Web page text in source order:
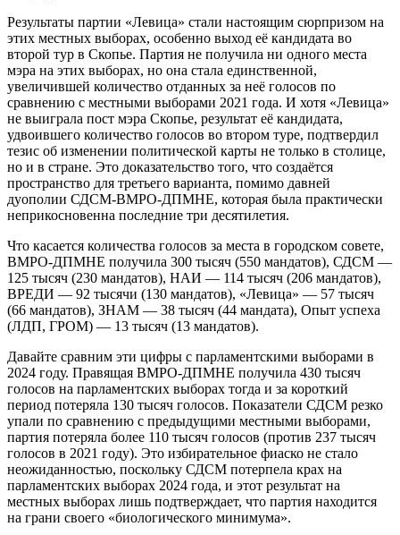
Результаты партии «Левица» стали настоящим сюрпризом на
этих местных выборах, особенно выход её кандидата во
второй тур в Скопье. Партия не получила ни одного места
мэра на этих выборах, но она стала единственной,
увеличившей количество отданных за неё голосов по
сравнению с местными выборами 2021 года. И хотя «Левица»
не выиграла пост мэра Скопье, результат её кандидата,
удвоившего количество голосов во втором туре, подтвердил
тезис об изменении политической карты не только в столице,
но и в стране. Это доказательство того, что создаётся
пространство для третьего варианта, помимо давней
дуополии СДСМ-ВМРО-ДПМНЕ, которая была практически
неприкосновенна последние три десятилетия.
Что касается количества голосов за места в городском совете,
ВМРО-ДПМНЕ получила 300 тысяч (550 мандатов), СДСМ —
125 тысяч (230 мандатов), НАИ — 114 тысяч (206 мандатов),
ВРЕДИ — 92 тысячи (130 мандатов), «Левица» — 57 тысяч
(66 мандатов), ЗНАМ — 38 тысяч (44 мандата), Опыт успеха
(ЛДП, ГРОМ) — 13 тысяч (13 мандатов).
Давайте сравним эти цифры с парламентскими выборами в
2024 году. Правящая ВМРО-ДПМНЕ получила 430 тысяч
голосов на парламентских выборах тогда и за короткий
период потеряла 130 тысяч голосов. Показатели СДСМ резко
упали по сравнению с предыдущими местными выборами,
партия потеряла более 110 тысяч голосов (против 237 тысяч
голосов в 2021 году). Это избирательное фиаско не стало
неожиданностью, поскольку СДСМ потерпела крах на
парламентских выборах 2024 года, и этот результат на
местных выборах лишь подтверждает, что партия находится
на грани своего «биологического минимума».